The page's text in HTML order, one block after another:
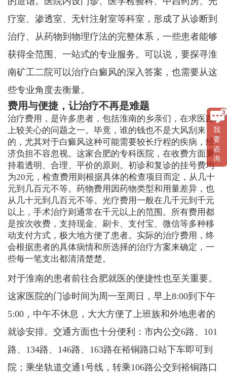
疗室、渗透室、无针注射室等科室，形成了从诊断到
治疗、从药物到物理疗法的完整体系，一些患者能够
获得全范围、一站式的专业服务。可以说，要探寻淮
南矿工二院可以治疗白癜风的深入答案，也需要从这
些专业角度去衡量。
费用与便捷，让治疗不再是难题
治疗费用，是许多患者，包括淮南的乡亲们，在求医路
上较关心的问题之一。毕竟，谁的钱也不是大风刮来
的，尤其对于白癜风这种可能需要较长疗程的疾病，经
济负担不容忽视。这家合肥的专科医院，在收费方面秉
持着透明、合理、平价的原则。初诊和复诊的挂号费均
为20元，检查费用则根据具体的检查项目而定，从几十
元到几百元不等。药物费用因药物类型和用量差异，也
从几十元到几百元不等。光疗费用一般在几千元到千元
以上，手术治疗则通常在千元以上的范围。所有费用都
是按次收费，支持现金、刷卡、支付宝、微信等多种移
动支付方式，极大地方便了患者。实际的治疗费用，终
会根据患者的具体病情和所选择的治疗方案来确定，一
些每一笔支出都清清楚楚。
对于淮南的患者前往合肥就医的便捷性也至关重要。
这家医院的门诊时间为周一至周日，早上8:00到下午
5:00，中午不休息，大大方便了上班族和外地患者的
就诊安排。交通方面也十分便利：市内公交6路、101
路、134路、146路、163路在裕铜路口站下车即可到
院；乘坐轨道交通1号线，转乘106路公交到裕铜路口
我
要
咨
询